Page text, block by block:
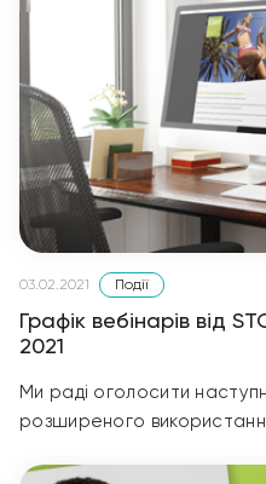
03.02.2021 Події
Графік вебінарів від
2021
Ми раді оголосити
розширеного